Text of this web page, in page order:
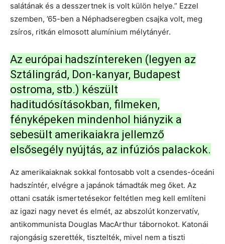
salátának és a desszertnek is volt külön helye.” Ezzel
szemben, ’65-ben a Néphadseregben csajka volt, meg
zsíros, ritkán elmosott alumínium mélytányér.
Az európai hadszíntereken (legyen az
Sztálingrád, Don-kanyar, Budapest
ostroma, stb.) készült
haditudósításokban, filmeken,
fényképeken mindenhol hiányzik a
sebesült amerikaiakra jellemző
elsősegély nyújtás, az infúziós palackok.
Az amerikaiaknak sokkal fontosabb volt a csendes-óceáni
hadszíntér, elvégre a japánok támadták meg őket. Az
ottani csaták ismertetésekor feltétlen meg kell említeni
az igazi nagy nevet és elmét, az abszolút konzervatív,
antikommunista Douglas MacArthur tábornokot. Katonái
rajongásig szerették, tisztelték, mivel nem a tiszti